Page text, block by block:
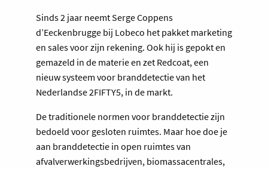
Sinds 2 jaar neemt Serge Coppens
d’Eeckenbrugge bij Lobeco het pakket marketing
en sales voor zijn rekening. Ook hij is gepokt en
gemazeld in de materie en zet Redcoat, een
nieuw systeem voor branddetectie van het
Nederlandse 2FIFTY5, in de markt.
De traditionele normen voor branddetectie zijn
bedoeld voor gesloten ruimtes. Maar hoe doe je
aan branddetectie in open ruimtes van
afvalverwerkingsbedrijven, biomassacentrales,